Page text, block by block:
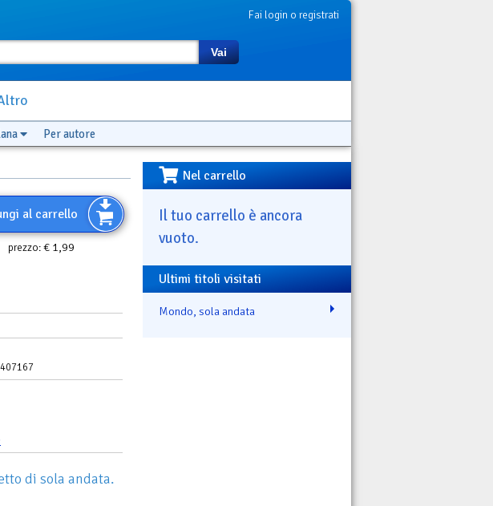
Fai login o registrati
Vai
Per autore
al carrello
prezzo:€ 1,99
di sola andata.
Nel carrello
Il tuo carrello è ancora
vuoto.
Ultimi titoli visitati
Mondo, sola andata